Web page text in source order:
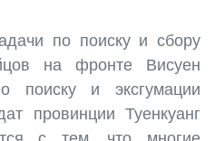
по поиску и сбору
на фронте Висуен
поиску и эксгумации
провинции Туенкуанг